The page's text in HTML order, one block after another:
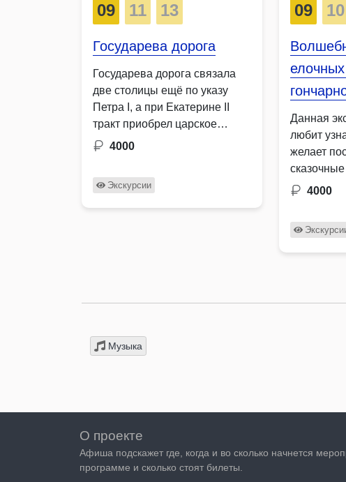
09 11 13
Государева дорога
Государева дорога связала
две столицы ещё по указу
Петра I, а при Екатерине II
тракт приобрел царское
величие и размах. …
4000
Экскурсии
09 10
Данная
любит
желает
4000
Музыка
О проекте
Афиша подскажет где, когда и во сколько начнется
программе и сколько стоят билеты.